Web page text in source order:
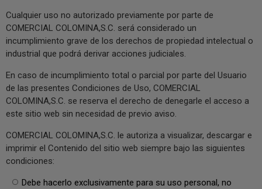
Cualquier uso no autorizado previamente por parte de
COMERCIAL COLOMINA,S.C. será considerado un
incumplimiento grave de los derechos de propiedad intelectual o
industrial que podrá derivar acciones judiciales.
En caso de incumplimiento total o parcial por parte del Usuario
de las presentes Condiciones de Uso, COMERCIAL
COLOMINA,S.C. se reserva el derecho de denegarle el acceso a
este sitio web sin necesidad de previo aviso.
COMERCIAL COLOMINA,S.C. le autoriza a visualizar, descargar e
imprimir el Contenido del sitio web siempre bajo las siguientes
condiciones:
Debe hacerlo exclusivamente para su uso personal, no